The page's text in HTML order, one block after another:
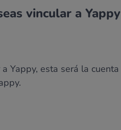
vincular a Yappy
Yappy, esta será la cuenta